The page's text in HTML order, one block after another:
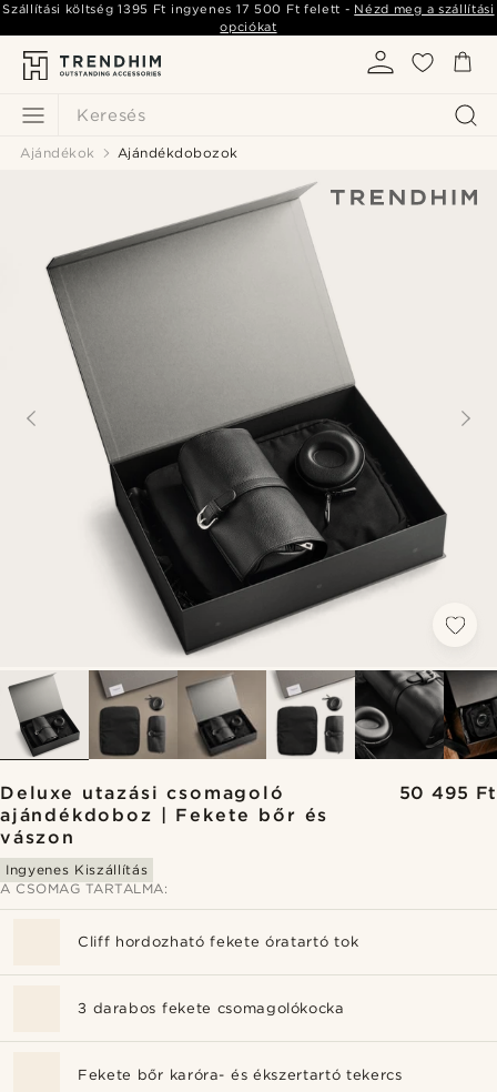
Keresés
Szállítási költség1395 Ft ingyenes 17 500 Ft felett - Nézd meg a szállítási
opciókat
Ajándékok Ajándékdobozok
Deluxe utazási csomagoló
ajándékdoboz | Fekete bőr és
vászon
50 495 Ft
Ingyenes Kiszállítás
A CSOMAG TARTALMA:
Cliff hordozható fekete óratartó tok
3 darabos fekete csomagolókocka
Fekete bőr karóra- és ékszertartó tekercs